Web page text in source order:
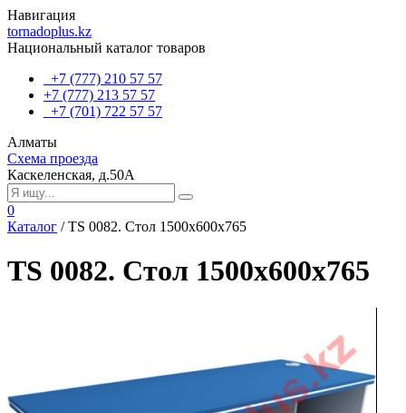
Навигация
tornadoplus.kz
Национальный каталог товаров
+7 (777) 210 57 57
+7 (777) 213 57 57
+7 (701) 722 57 57
Алматы
Схема проезда
Каскеленская, д.50А
0
Каталог /TS 0082. Стол 1500х600х765
TS 0082. Стол 1500х600х765